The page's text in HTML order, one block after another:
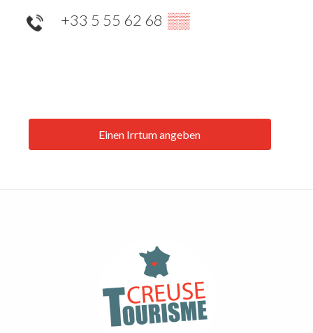
+33 5 55 62 68 ▒▒
Einen Irrtum angeben